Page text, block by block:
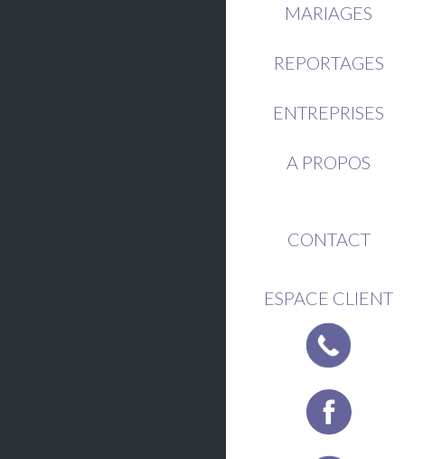
MARIAGES
REPORTAGES
ENTREPRISES
A PROPOS
CONTACT
ESPACE CLIENT